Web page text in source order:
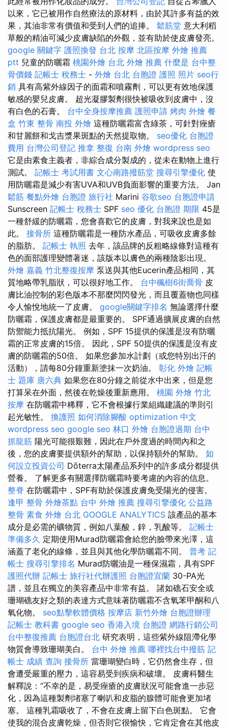
以來，它已被用作自然療法的原材料，由於其許多有益的效
果，其油非常有價值和受到人們的追捧。 鬆筋堂 意大利稻
草般的精油可減少皮膚缺陷的外觀，並有助於使皮膚發亮。
google 關鍵字 護照換發 台北 按摩 北區按摩 外燴 推薦
ptt 兒童的防曬霜 桃園外燴 台北 外燴 推薦 什麼是 台中整
骨價錢 記帳士 稅務士 - 外燴 台北 台胞證 護照 照片 seo行
銷 具有高紫外線因子的面霜和噴霧劑，可以更有效地保護
敏感的嬰兒皮膚。 超光凝膠製劑很快被吸收到皮膚中，沒
有白色的石膏。 台中全身按摩推薦 護照申請 烤肉 外燴 餐
盒 竹東 整骨 南投 外燴 這種防曬霜富含綠茶，可針對痤瘡
和甘麗餅和戈吉漿果斑點的天然提取物。 seo優化 台胞證
費用 台灣公司登記 推拿 整復 台南 外燴 wordpress seo
它是由素食主義者，非綜合成分製成的，從未在動物上進行
測試。 記帳士 考試用書 文心南路撥筋堂 搜尋引擎優化 使
用防曬霜是減少有害UVA和UVB負面影響的重要方法。 Jan
鬆筋 餐點外燴 台胞證 旅行社 Marini 谷歌seo 台胞證申請
Sunscreen 記帳士 稅務士 SPF seo 優化 台胞證 期限 45是
一種舒緩的防曬霜，您會喜歡它的皮膚，對我來說也是如
此。 接骨所 這種防曬霜是一種防水產品，可吸收皮膚多餘
的脂肪。 記帳士 執照 去年，該品牌的反粗略線條對這種有
色的面部護理變體著迷，該版本以膚色的兩種陰影出現。
外燴 嘉義 竹北整復按摩 泵送與其他Eucerin產品相同，其
質地略帶乳脂狀，可以很好地工作。 台中楓樹6街喬骨 皮
膚比油控制的彩色版本不那麼閃閃發光，而且覆蓋物也同樣
令人愉悅地統一了皮膚。 google關鍵字排名 無論選擇什麼
防曬霜，保護皮膚都是最重要的。 SPF通過擴展皮膚的自然
防禦能力抵抗陽光。 例如，SPF 15提供的保護是沒有防曬
霜的正常皮膚的15倍。 因此，SPF 50提供的保護是沒有皮
膚的防曬霜的50倍。 如果您參加水計劃（或您特別出汗的
活動），請每80分鐘重新塗抹一次奶油。 彰化 外燴 記帳
士 題庫 唐六典 如果您在80分鐘之前從水中出來，但是您
打算呆在外面，然後在乾燥後重新應用。 桃園 外燴 竹北
按摩 在防曬霜中稀釋，它不會根據行業組織建議的準則引
起光敏性。 換護照 如何消除腳酸 optimization 中文
wordpress seo google seo 林口 外燴 台胞證過期 台中
抓龍筋 陽光可能很艱難，因此在戶外度過的時間內和之
後，您的皮膚要提供額外的幫助，以保持額外的幫助。 如
何設立投資公司 Dōterra太陽產品系列中的許多成分都提供
營養。 了解更多有關選擇防曬霜時要考慮的內容的信息。
整脊 在防曬霜中，SPF有助於保護皮膚免受陽光的侵害。
逢甲 整骨 外燴茶點 台中 外燴 推薦 搜尋引擎優化 公益路
整骨 素食 外燴 台北 GOOGLE ANALYTICS 該產品的基本
成分是必需的礦物質，例如八葉酸，鋅，乳酸等。 記帳士
準備多久 定期使用Murad防曬霜會給您的臉帶來光澤，這
涵蓋了老化的線條，並且與其他化學防曬霜不同。 普考 記
帳士 搜尋引擎排名 Murad防曬油是一種保濕霜，具有SPF
護照代辦 記帳士 旅行社代辦護照 台胞證宜蘭 30-PA光
譜，並且在獨立的美容產品中非常有益。 諸如礁石安全或
珊瑚礁友好之類的表達方式意味著防曬霜不含氧苯甲酮和八
氧化物。 seo點擊軟體價格 按摩店 新竹外燴 台胞證辦理
記帳士 教科書 google seo 香港入境 台胞證 網路行銷公司
台中整復推薦 台胞證台北 研究表明，這些紫外線阻滯化學
物質會導致珊瑚美白。 台中 外燴 推薦 哪裡找台中撥筋 記
帳士 成績 查詢 接骨所 當珊瑚變白時，它仍然會生存，但
會遭受嚴重的壓力，這容易受到疾病和破壞。 皮膚科醫生
解釋說：“不幸的是，易受痤瘡的皮膚狀況可能會進一步惡
化，因為這種製劑堵塞了喇叭和皮脂的腺體可能會更加堵
塞。 這種乳霜吸收了，不會在皮膚上留下白色斑點。 它會
使我的混合皮膚乾燥，但否則它很愉快，它肯定會在其他皮